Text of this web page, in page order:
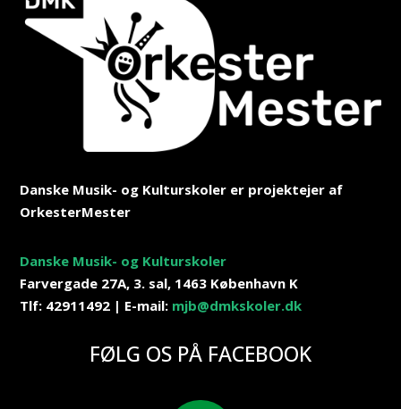
Danske Musik- og Kulturskoler er projektejer af
OrkesterMester
Danske Musik- og Kulturskoler
Farvergade 27A, 3. sal, 1463 København K
Tlf: 42911492 | E-mail: mjb@dmkskoler.dk
FØLG OS PÅ FACEBOOK